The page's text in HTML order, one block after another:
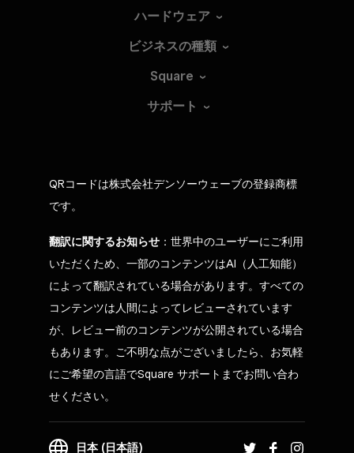
ハードウェア
ビジネスの種類
Square
サポート
QRコードは株式会社デンソーウェーブの登録商標
です。
翻訳に関するお知らせ ：世界中のユーザーにご利用
いただくため、一部のコンテンツはAI（人工知能）
によって翻訳されている場合があります。すべての
コンテンツは人間によってレビューされています
が、レビュー前のコンテンツが公開されている場合
もあります。ご不明な点がございましたら、お気軽
にご希望の言語でSquare サポートまでお問い合わ
せください。
日本 (日本語)